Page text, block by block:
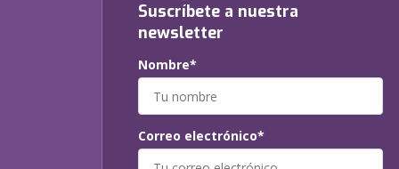
Suscríbete a nuestra
newsletter
Nombre*
Correo electrónico*